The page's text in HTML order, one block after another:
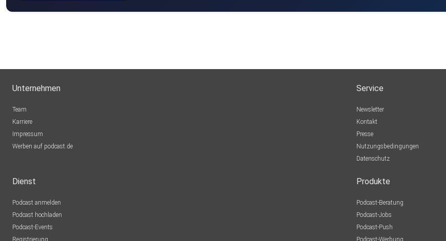
Unternehmen
Team
Karriere
Impressum
Werben auf podcast.de
Service
Newsletter
Kontakt
Presse
Nutzungsbedingungen
Datenschutz
Dienst
Podcast anmelden
Podcast hochladen
Podcast-Events
Registrierung
Produkte
Podcast-Beratung
Podcast-Jobs
Podcast-Push
Podcast-Werbung